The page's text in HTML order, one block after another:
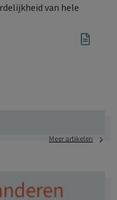
van hele
Meer artikelen